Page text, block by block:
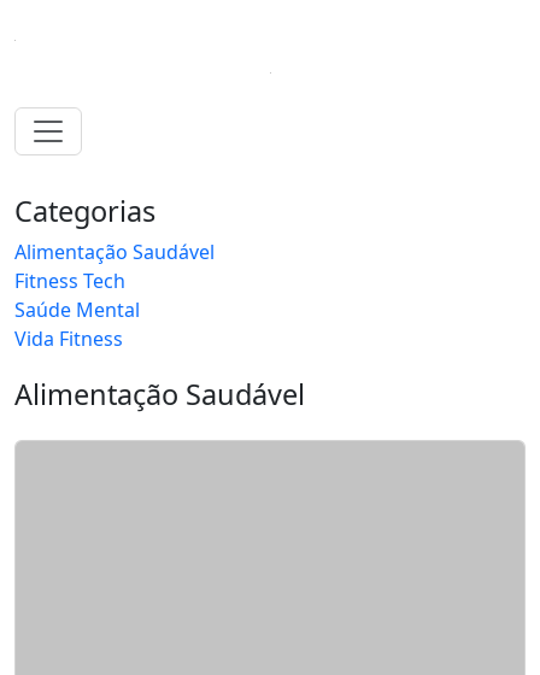
Categorias
Alimentação Saudável
Fitness Tech
Saúde Mental
Vida Fitness
Alimentação Saudável